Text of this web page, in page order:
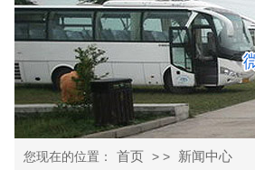
您现在的位置： 首页 > > 新闻中心